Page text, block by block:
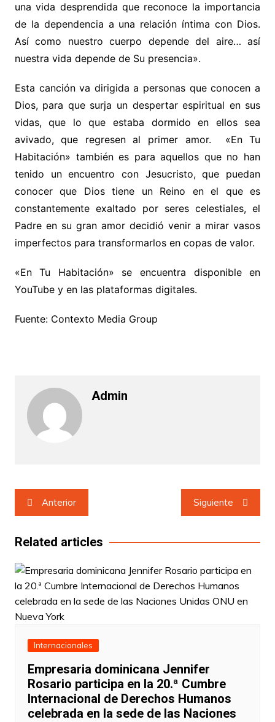
una vida desprendida que reconoce la importancia
de la dependencia a una relación íntima con Dios.
Así como nuestro cuerpo depende del aire… así
nuestra vida depende de Su presencia».
Esta canción va dirigida a personas que conocen a
Dios, para que surja un despertar espiritual en sus
vidas, que lo que estaba dormido en ellos sea
avivado, que regresen al primer amor. «En Tu
Habitación» también es para aquellos que no han
tenido un encuentro con Jesucristo, que puedan
conocer que Dios tiene un Reino en el que es
constantemente exaltado por seres celestiales, el
Padre en su gran amor decidió venir a mirar vasos
imperfectos para transformarlos en copas de valor.
«En Tu Habitación» se encuentra disponible en
YouTube y en las plataformas digitales.
Fuente: Contexto Media Group
Admin
Navegación
de
entradas
Anterior Siguiente
Related articles
Internacionales
Empresaria dominicana Jennifer
Rosario participa en la 20.ª Cumbre
Internacional de Derechos Humanos
celebrada en la sede de las Naciones